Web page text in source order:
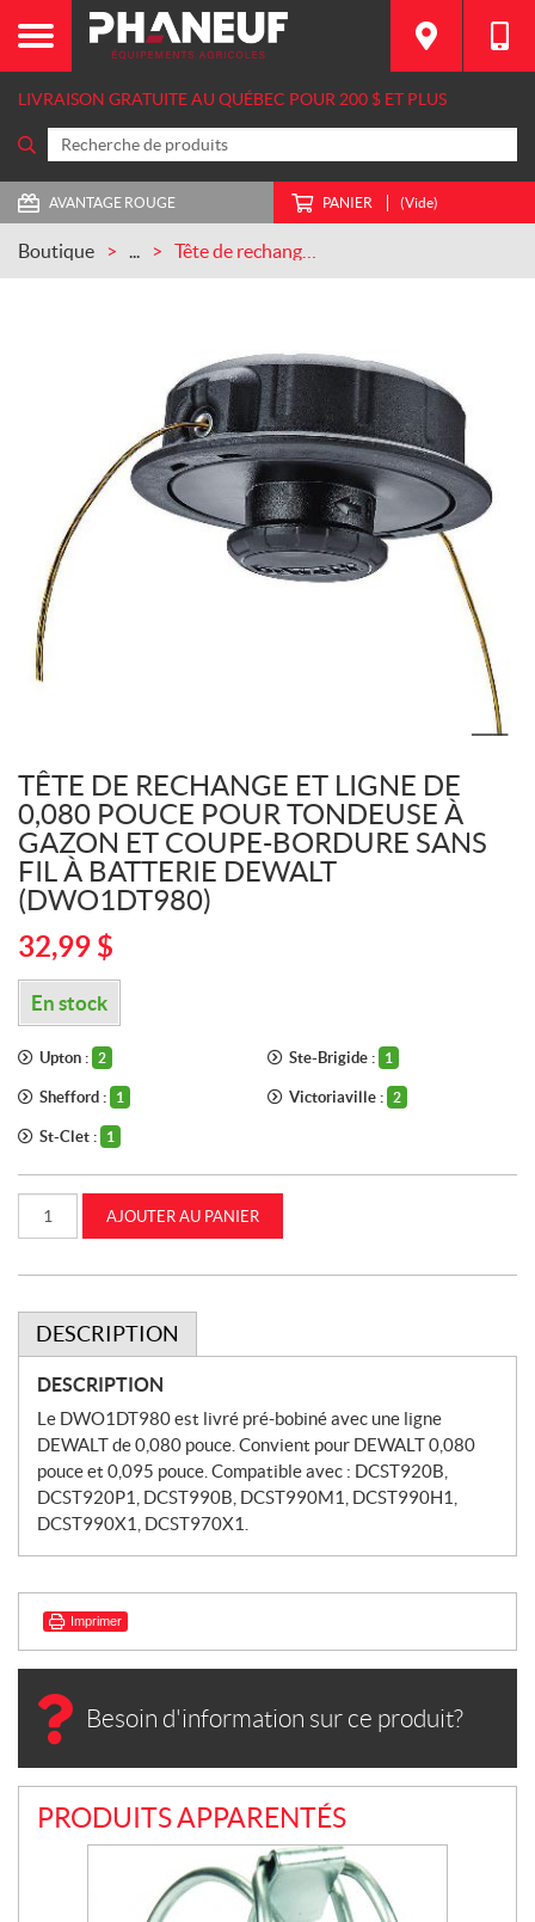
LIVRAISON GRATUITE AU QUÉBEC POUR 200 $ ET PLUS
AVANTAGE ROUGE PANIER (Vide)
Boutique ...
TÊTE DE RECHANGE ET LIGNE DE
0,080 POUCE POUR TONDEUSE À
GAZON ET COUPE-BORDURE SANS
FIL À BATTERIE DEWALT
(DWO1DT980)
32,99 $
En stock
Upton : 2 Ste-Brigide : 1
Shefford : 1 Victoriaville : 2
St-Clet : 1
Tête
rechange
ligne
de
0,080
pouce
pour
gazon
coupe-
bordure
sans
batterie
(DWO1DT980)
AJOUTER AU PANIER
DESCRIPTION
DESCRIPTION
Le DWO1DT980 est livré pré-bobiné avec une ligne
DEWALT de 0,080 pouce. Convient pour DEWALT 0,080
pouce et 0,095 pouce. Compatible avec : DCST920B,
DCST920P1, DCST990B, DCST990M1, DCST990H1,
DCST990X1, DCST970X1.
Imprimer
Besoin d'information sur ce produit?
PRODUITS APPARENTÉS